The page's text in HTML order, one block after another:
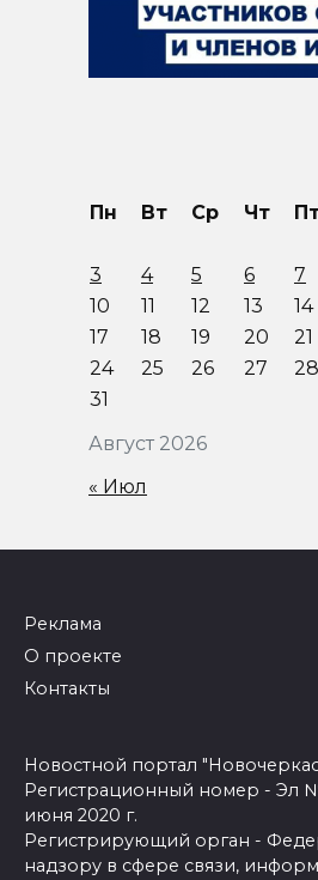
Август 2026
Пн Вт Ср Чт
3
4 5 6 7
10
11 12 13 14
17
18 19 20 21
24
25 26 27 28
31
« Июл
Реклама
О проекте
Контакты
Новостной портал
Регистрационный номер - Эл
июня 2020 г.
Регистрирующий орган -
надзору в сфере связи,